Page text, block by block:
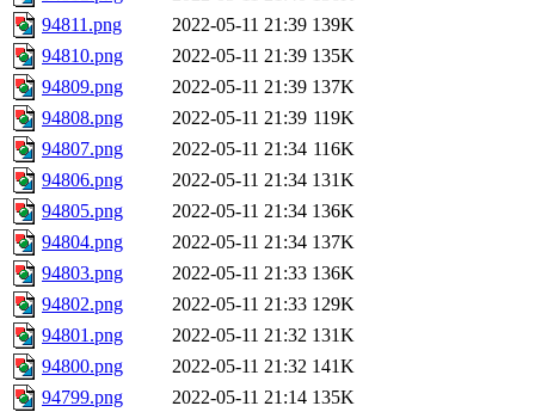
94811.png
2022-05-11 21:39 139K
94810.png
2022-05-11 21:39 135K
94809.png
2022-05-11 21:39 137K
94808.png
2022-05-11 21:39 119K
94807.png
2022-05-11 21:34 116K
94806.png
2022-05-11 21:34 131K
94805.png
2022-05-11 21:34 136K
94804.png
2022-05-11 21:34 137K
94803.png
2022-05-11 21:33 136K
94802.png
2022-05-11 21:33 129K
94801.png
2022-05-11 21:32 131K
94800.png
2022-05-11 21:32 141K
94799.png
2022-05-11 21:14 135K